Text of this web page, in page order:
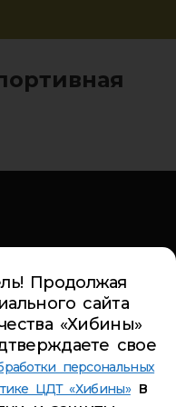
00
khibiny.ru
Продолжая
сайта
«Хибины»
свое
персональных
ЦДТ «Хибины»в